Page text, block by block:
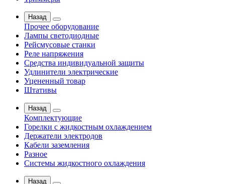
Назад
Прочее оборудование
Лампы светодиодные
Рейсмусовые станки
Реле напряжения
Средства индивидуальной защиты
Удлинители электрические
Уцененный товар
Штативы
Назад
Комплектующие
Горелки с жидкостным охлаждением
Держатели электродов
Кабели заземления
Разное
Системы жидкостного охлаждения
Назад